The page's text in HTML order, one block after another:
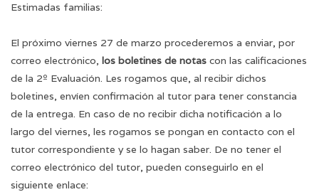
Estimadas familias:
El próximo viernes 27 de marzo procederemos a enviar, por
correo electrónico, los boletines de notas con las calificaciones
de la 2º Evaluación. Les rogamos que, al recibir dichos
boletines, envíen confirmación al tutor para tener constancia
de la entrega. En caso de no recibir dicha notificación a lo
largo del viernes, les rogamos se pongan en contacto con el
tutor correspondiente y se lo hagan saber. De no tener el
correo electrónico del tutor, pueden conseguirlo en el
siguiente enlace: